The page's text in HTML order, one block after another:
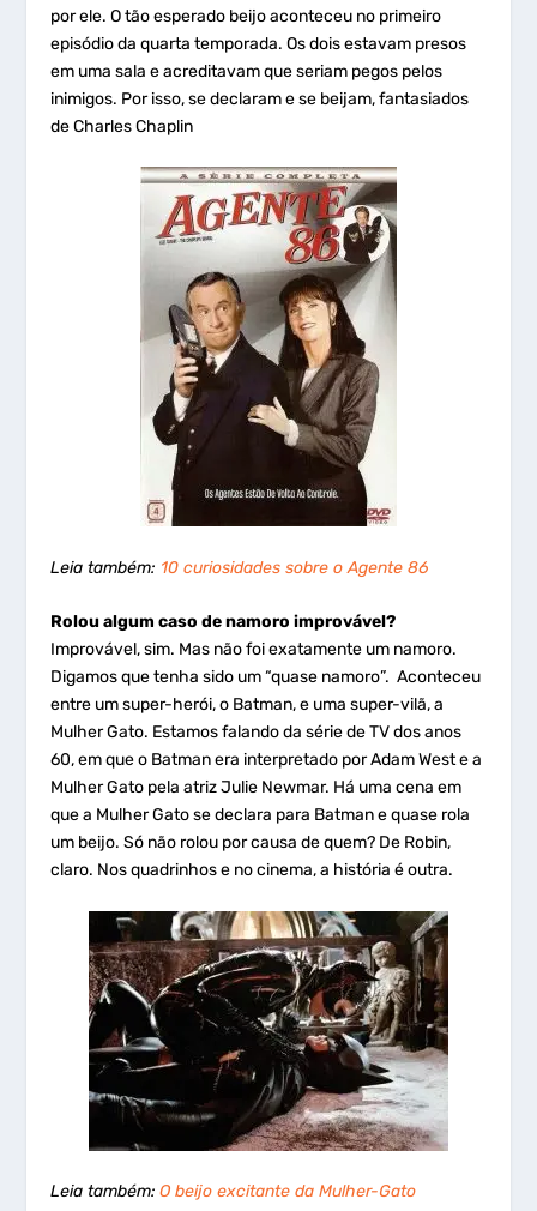
por ele. O tão esperado beijo aconteceu no primeiro
episódio da quarta temporada. Os dois estavam presos
em uma sala e acreditavam que seriam pegos pelos
inimigos. Por isso, se declaram e se beijam, fantasiados
de Charles Chaplin
Leia também: 10 curiosidades sobre o Agente 86
Rolou algum caso de namoro improvável?
Improvável, sim. Mas não foi exatamente um namoro.
Digamos que tenha sido um “quase namoro”. Aconteceu
entre um super-herói, o Batman, e uma super-vilã, a
Mulher Gato. Estamos falando da série de TV dos anos
60, em que o Batman era interpretado por Adam West e a
Mulher Gato pela atriz Julie Newmar. Há uma cena em
que a Mulher Gato se declara para Batman e quase rola
um beijo. Só não rolou por causa de quem? De Robin,
claro. Nos quadrinhos e no cinema, a história é outra.
Leia também: O beijo excitante da Mulher-Gato